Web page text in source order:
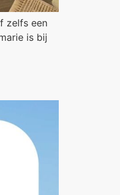
zelfs een
is bij